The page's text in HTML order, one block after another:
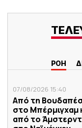
ΡΟΗ
07/08/2026 15:40
Από τη
στο Μπέρμιγχαμ
από το